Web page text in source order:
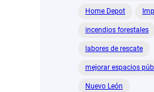
Home Depot
incendios forestales
labores de rescate
mejorar espacios
Nuevo León